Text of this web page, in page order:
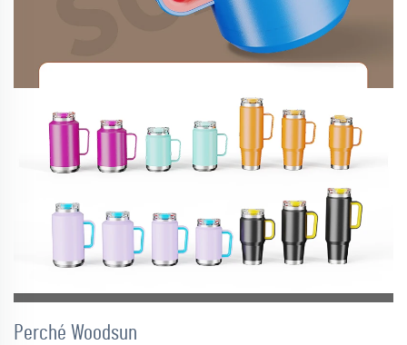
Perché Woodsun